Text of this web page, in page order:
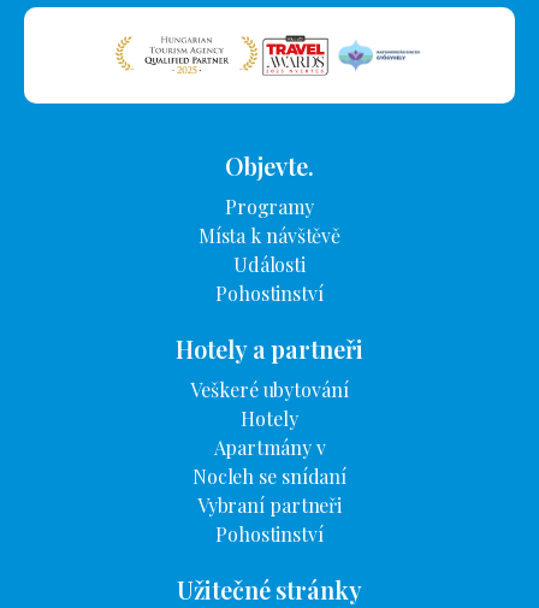
Objevte.
Programy
Místa k návštěvě
Události
Pohostinství
Hotely a partneři
Veškeré ubytování
Hotely
Apartmány v
Nocleh se snídaní
Vybraní partneři
Pohostinství
Užitečné stránky